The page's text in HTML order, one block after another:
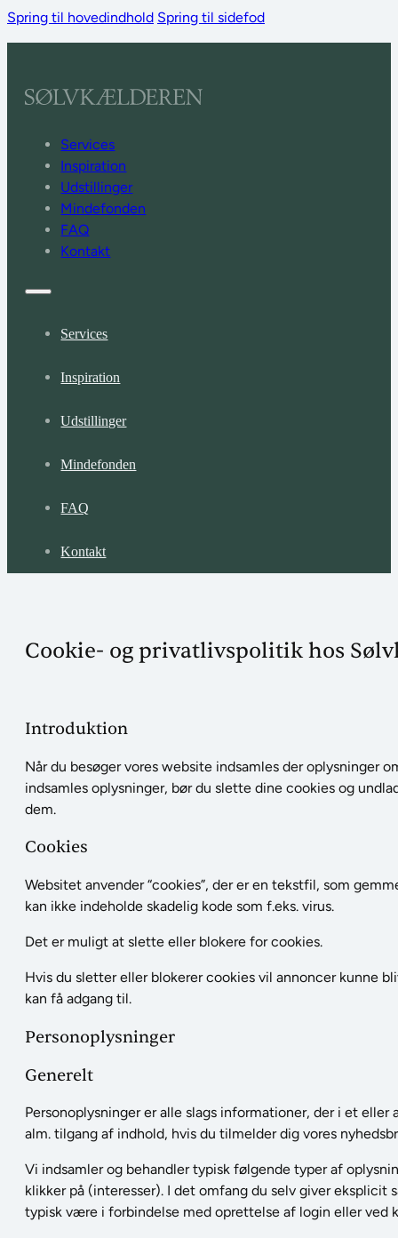
Spring til hovedindhold Spring til sidefod
Services
Inspiration
Udstillinger
Mindefonden
FAQ
Kontakt
Services
Inspiration
Udstillinger
Mindefonden
FAQ
Kontakt
Cookie- og privatlivspolitik hos
Introduktion
Når du besøger vores website indsamles der oplysninger
indsamles oplysninger, bør du slette dine cookies og
dem.
Cookies
Websitet anvender “cookies”, der er en tekstfil, som
kan ikke indeholde skadelig kode som f.eks. virus.
Det er muligt at slette eller blokere for cookies.
Hvis du sletter eller blokerer cookies vil annoncer kunne
kan få adgang til.
Personoplysninger
Generelt
Personoplysninger er alle slags informationer, der i et
alm. tilgang af indhold, hvis du tilmelder dig vores
Vi indsamler og behandler typisk følgende typer af
klikker på (interesser). I det omfang du selv giver
typisk være i forbindelse med oprettelse af login eller ved